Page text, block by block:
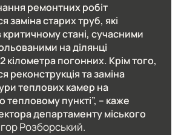
ремонтних робіт
заміна старих труб, які
стані, сучасними
на ділянці
кілометра погонних. Крім того,
реконструкція та заміна
теплових камер на
пункті”, – каже
департаменту міського
Розборський.